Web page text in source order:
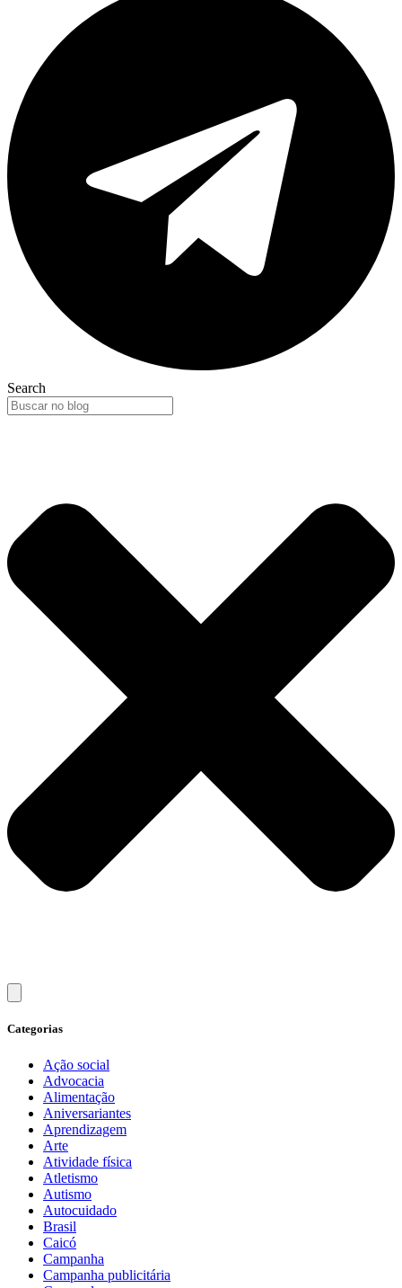
Search
Categorias
Ação social
Advocacia
Alimentação
Aniversariantes
Aprendizagem
Arte
Atividade física
Atletismo
Autismo
Autocuidado
Brasil
Caicó
Campanha
Campanha publicitária